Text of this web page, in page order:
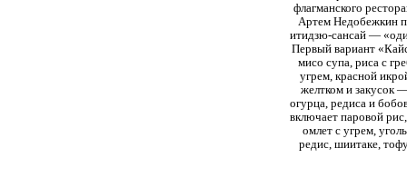
флагманского
Артем Недобежкин
итидзю-сансай —
Первый вариант
мисо супа, риса с
угрем, красной
желтком и закусок
огурца, редиса и
включает паровой
омлет с угрем,
редис, шиитаке,